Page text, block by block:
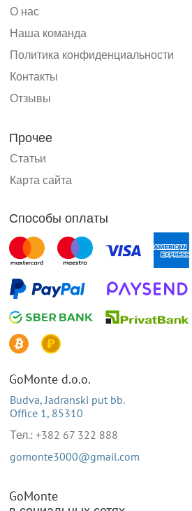
О нас
Наша команда
Политика конфиденциальности
Контакты
Отзывы
Прочее
Статьи
Карта сайта
Способы оплаты
GoMonte d.o.o.
Budva, Jadranski put bb.
Office 1, 85310
Тел.: +382 67 322 888
gomonte3000@gmail.com
GoMonte